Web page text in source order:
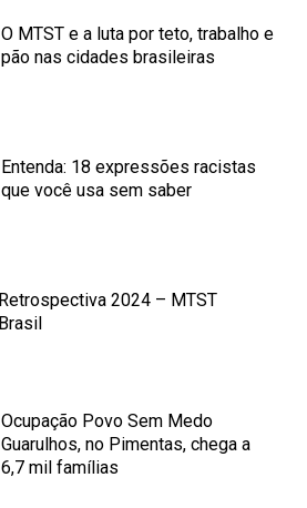
O MTST e a luta por teto, trabalho e
pão nas cidades brasileiras
Entenda: 18 expressões racistas
que você usa sem saber
Retrospectiva 2024 – MTST
Brasil
Ocupação Povo Sem Medo
Guarulhos, no Pimentas, chega a
6,7 mil famílias